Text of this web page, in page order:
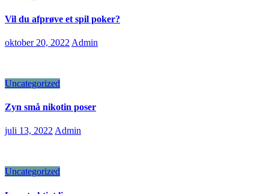
Vil du afprøve et spil poker?
oktober 20, 2022 Admin
Uncategorized
Zyn små nikotin poser
juli 13, 2022 Admin
Uncategorized